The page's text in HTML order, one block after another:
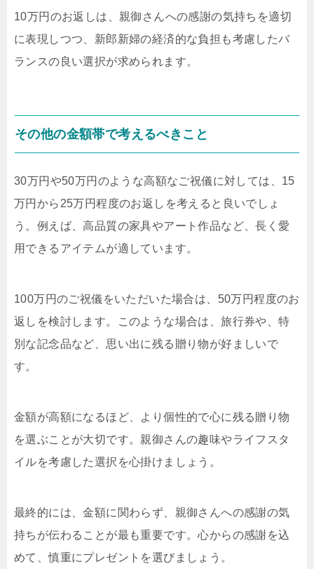
10万円のお返しは、親御さんへの感謝の気持ちを適切
に表現しつつ、新郎新婦の経済的な負担も考慮したバ
ランスの良い選択が求められます。
その他の金額帯で考えるべきこと
30万円や50万円のような高額なご祝儀に対しては、15
万円から25万円程度のお返しを考えると良いでしょ
う。例えば、高品質の家具やアート作品など、長く愛
用できるアイテムが適しています。
100万円のご祝儀をいただいた場合は、50万円程度のお
返しを検討します。このような場合は、旅行券や、特
別な記念品など、思い出に残る贈り物が好ましいで
す。
金額が高額になるほど、より個性的で心に残る贈り物
を選ぶことが大切です。親御さんの趣味やライフスタ
イルを考慮した選択を心掛けましょう。
最終的には、金額に関わらず、親御さんへの感謝の気
持ちが伝わることが最も重要です。心からの感謝を込
めて、慎重にプレゼントを選びましょう。